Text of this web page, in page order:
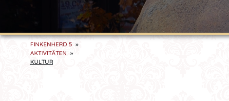
FINKENHERD 5
AKTIVITÄTEN
KULTUR